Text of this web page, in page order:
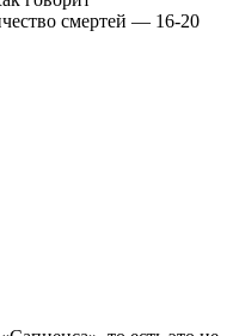
смертей — 16-20